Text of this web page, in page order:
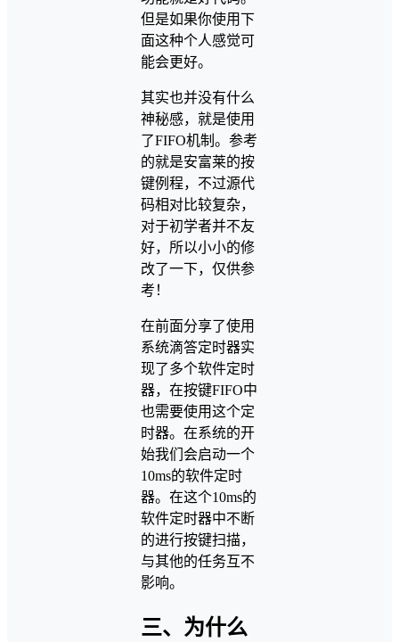
但是如果你使用下
面这种个人感觉可
能会更好。
其实也并没有什么
神秘感，就是使用
了FIFO机制。参考
的就是安富莱的按
键例程，不过源代
码相对比较复杂，
对于初学者并不友
好，所以小小的修
改了一下，仅供参
考！
在前面分享了使用
系统滴答定时器实
现了多个软件定时
器，在按键FIFO中
也需要使用这个定
时器。在系统的开
始我们会启动一个
10ms的软件定时
器。在这个10ms的
软件定时器中不断
的进行按键扫描，
与其他的任务互不
影响。
三、为什么